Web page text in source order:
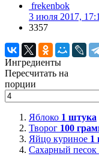
frekenbok
3 июля 2017,
3357
Ингредиенты
Пересчитать на
порции
Яблоко 1 штука
Творог 100
Яйцо куриное 1
Сахарный песок